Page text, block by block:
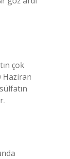
çok
Haziran